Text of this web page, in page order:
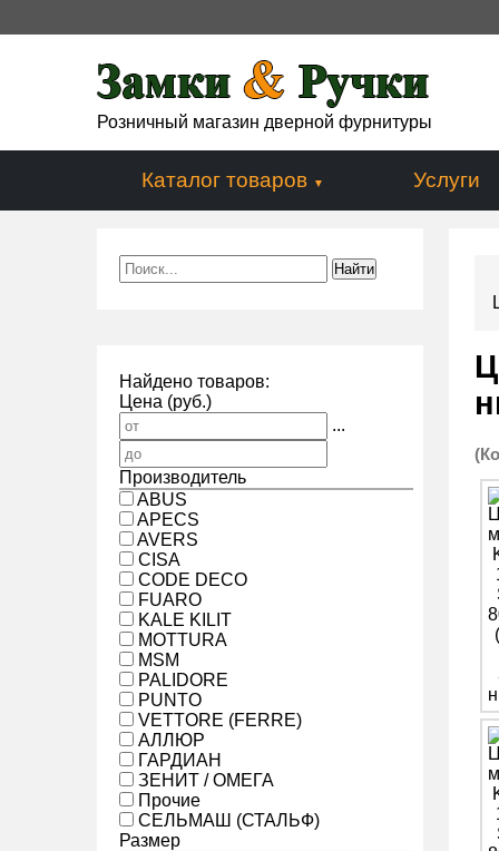
Розничный магазин дверной фурнитуры
Каталог товаров Услуги
Найдено товаров:
Цена (руб.)
...
Производитель
ABUS
APECS
AVERS
CISA
CODE DECO
FUARO
KALE KILIT
MOTTURA
MSM
PALIDORE
PUNTO
VETTORE (FERRE)
АЛЛЮР
ГАРДИАН
ЗЕНИТ / ОМЕГА
Прочие
СЕЛЬМАШ (СТАЛЬФ)
Размер